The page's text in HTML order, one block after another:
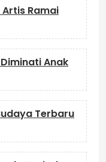
Ramai
Anak
Terbaru